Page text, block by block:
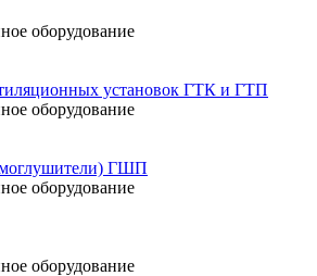
оборудование
установок ГТК и ГТП
оборудование
ГШП
оборудование
оборудование